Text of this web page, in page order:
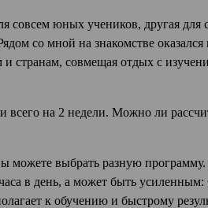
совсем юных учеников, другая для
со мной на знакомстве
странам, совмещая отдых с
на 2 недели. Можно ли
можете выбрать разную
в день, а может быть усиленным:
к обучению и быстрому